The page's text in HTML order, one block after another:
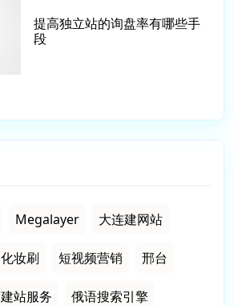
提高独立站的询盘率有哪些手
段
Megalayer 大连建网站
化妆刷 短视频营销 邢台
站服务 俄语搜索引擎